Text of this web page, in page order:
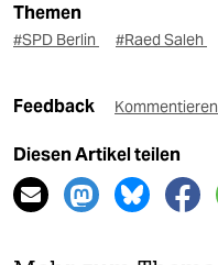
Themen
#SPD Berlin #Raed Saleh
Feedback Kommentieren
Diesen Artikel teilen